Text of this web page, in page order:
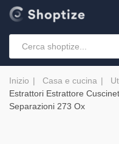
Inizio Casa e cucina
Estrattori Estrattore
Separazioni 273 Ox